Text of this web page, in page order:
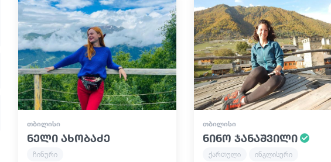
ᲗᲑᲘᲚᲘᲡᲘ
ნელი ახობაძე
ჩინური
ᲗᲑᲘᲚᲘᲡᲘ
ნინო ჯანაშვილი
ქართული
ინგლისური